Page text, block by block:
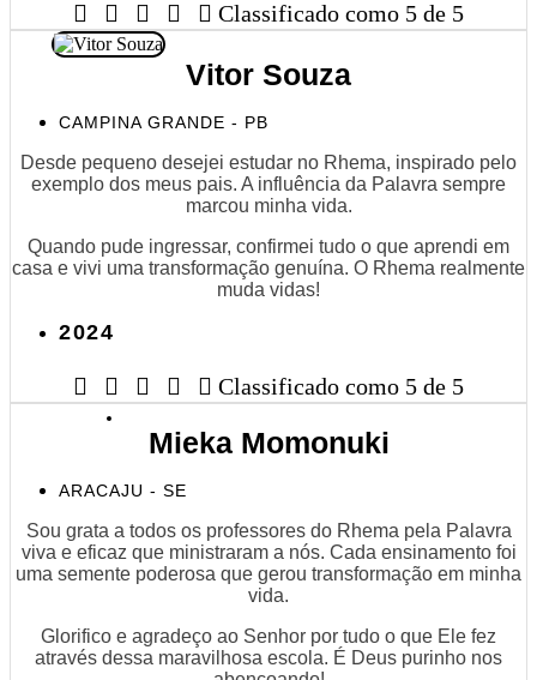
     Classificado como 5 de 5
Vitor Souza
CAMPINA GRANDE - PB
Desde pequeno desejei estudar no Rhema, inspirado pelo
exemplo dos meus pais. A influência da Palavra sempre
marcou minha vida.
Quando pude ingressar, confirmei tudo o que aprendi em
casa e vivi uma transformação genuína. O Rhema realmente
muda vidas!
2024
     Classificado como 5 de 5
Mieka Momonuki
ARACAJU - SE
Sou grata a todos os professores do Rhema pela Palavra
viva e eficaz que ministraram a nós. Cada ensinamento foi
uma semente poderosa que gerou transformação em minha
vida.
Glorifico e agradeço ao Senhor por tudo o que Ele fez
através dessa maravilhosa escola. É Deus purinho nos